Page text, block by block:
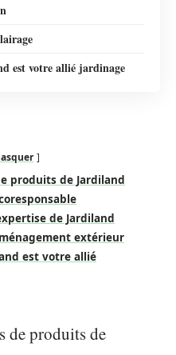
est votre allié jardinage
produits de Jardiland
de Jardiland
extérieur
est votre allié
de produits de